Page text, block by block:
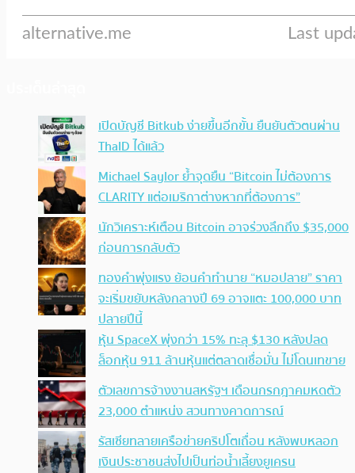
เปิดบัญชี Bitkub ง่ายขึ้นอีกขั้น ยืนยันตัวตนผ่าน
ThaID ได้แล้ว
Michael Saylor ย้ำจุดยืน “Bitcoin ไม่ต้องการ
CLARITY แต่อเมริกาต่างหากที่ต้องการ”
นักวิเคราะห์เตือน Bitcoin อาจร่วงลึกถึง $35,000
ก่อนการกลับตัว
ทองคำพุ่งแรง ย้อนคำทำนาย “หมอปลาย” ราคา
จะเริ่มขยับหลังกลางปี 69 อาจแตะ 100,000 บาท
ปลายปีนี้
หุ้น SpaceX พุ่งกว่า 15% ทะลุ $130 หลังปลด
ล็อกหุ้น 911 ล้านหุ้นแต่ตลาดเชื่อมั่น ไม่โดนเทขาย
ตัวเลขการจ้างงานสหรัฐฯ เดือนกรกฎาคมหดตัว
23,000 ตำแหน่ง สวนทางคาดการณ์
รัสเซียทลายเครือข่ายคริปโตเถื่อน หลังพบหลอก
เงินประชาชนส่งไปเป็นท่อน้ำเลี้ยงยูเครน